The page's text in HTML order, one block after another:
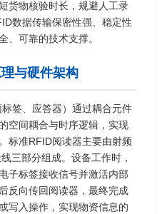
货物核验时长，规避人工录
数据传输保密性强、稳定性
、可靠的技术支撑。
与硬件架构
签、应答器）通过耦合元件
空间耦合与时序逻辑，实现
标准RFID阅读器主要由射频
三部分组成。设备工作时，
子标签接收信号并激活内部
反向传回阅读器，最终完成
写入操作，实现物资信息的